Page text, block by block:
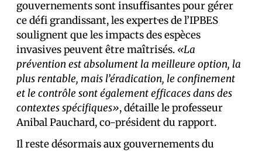
gouvernements sont insuffisantes pour gérer
ce défi grandissant, les expert·es de l’IPBES
soulignent que les impacts des espèces
invasives peuvent être maîtrisés. «La
prévention est absolument la meilleure option, la
plus rentable, mais l’éradication, le confinement
et le contrôle sont également efficaces dans des
contextes spécifiques», détaille le professeur
Anibal Pauchard, co-président du rapport.
Il reste désormais aux gouvernements du